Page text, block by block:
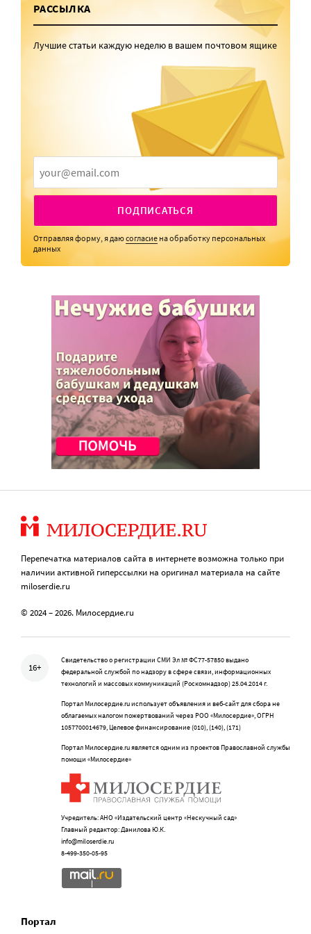
РАССЫЛКА
Лучшие статьи каждую неделю в вашем почтовом ящике
ПОДПИСАТЬСЯ
Отправляя форму, я даюсогласие на обработку персональных
данных
Перепечатка материалов сайта в интернете возможна только при
наличии активной гиперссылки на оригинал материала на сайте
miloserdie.ru
© 2024 – 2026. Милосердие.ru
16+
Свидетельство о регистрации СМИ Эл № ФС77-57850 выдано
федеральной службой по надзору в сфере связи, информационных
технологий и массовых коммуникаций (Роскомнадзор) 25.04.2014 г.
Портал Милосердие.ru использует объявления и веб-сайт для сбора не
облагаемых налогом пожертвований через РОО «Милосердие», ОГРН
1057700014679, Целевое финансирование (010), (140), (171)
Портал Милосердие.ru является одним из проектов Православной службы
помощи «Милосердие»
Учредитель: АНО «Издательский центр «Нескучный сад»
Главный редактор: Данилова Ю.К.
info@miloserdie.ru
8-499-350-05-95
Портал